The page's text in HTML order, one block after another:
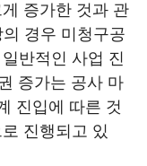
증가한 것과 관
경우 미청구공
반적인 사업 진
증가는 공사 마
진입에 따른 것
진행되고 있